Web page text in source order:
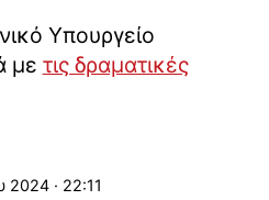
Υπουργείο
με τις δραματικές
2024 · 22:11